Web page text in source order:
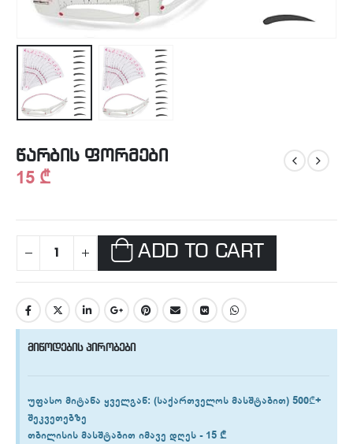
წარბის ფორმები
15 ₾
ADD TO CART
მიწოდების პირობები
უფასო მიტანა ყველგან: (საქართველოს მასშტაბით) 500₾+
შეკვეთებზე
თბილისის მასშტაბით იმავე დღეს -15 ₾